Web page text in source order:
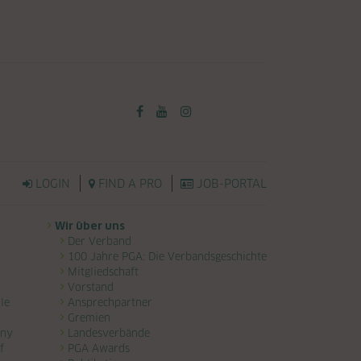
LOGIN FIND A PRO JOB-PORTAL
Wir über uns
Der Verband
100 Jahre PGA: Die Verbandsgeschichte
Mitgliedschaft
Vorstand
Ansprechpartner
Gremien
Landesverbände
PGA Awards